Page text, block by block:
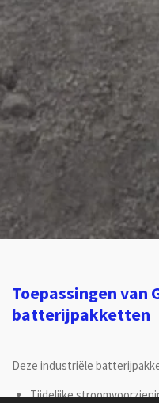
Toepassingen van
batterijpakketten
Deze industriële
Tijdelijke